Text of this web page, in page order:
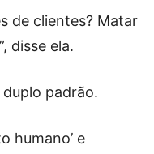
de clientes? Matar
disse ela.
padrão.
humano’ e